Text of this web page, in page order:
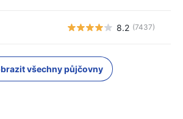
8.2 (7437)
všechny půjčovny